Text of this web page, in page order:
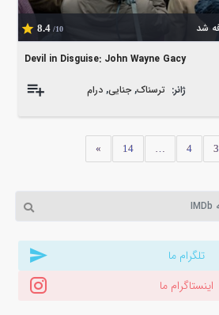
8.4 /10
Devil in Disguise: John Wayne Gacy
ژانر: ترسناک,جنایی,درام
3
4
…
14
»
تلگرام ما
اینستاگرام ما